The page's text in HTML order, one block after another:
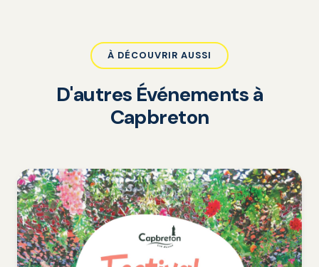
À DÉCOUVRIR AUSSI
D'autres Événements à
Capbreton